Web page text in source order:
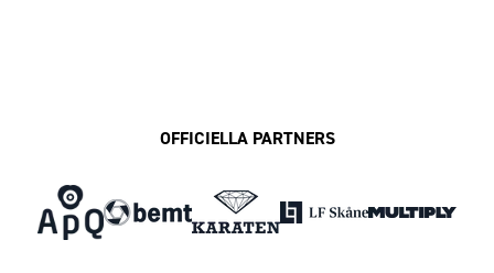
OFFICIELLA PARTNERS